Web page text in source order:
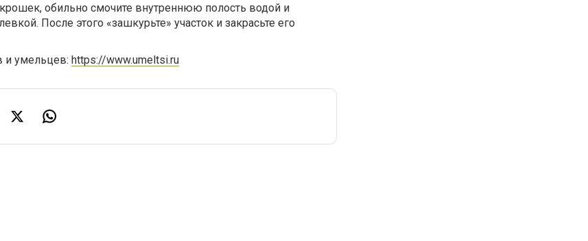
обильно смочите внутреннюю полость водой и
После этого «зашкурьте» участок и закрасьте его
и умельцев: https://www.umeltsi.ru